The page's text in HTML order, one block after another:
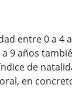
entre 0 a 4
9 años
de
en